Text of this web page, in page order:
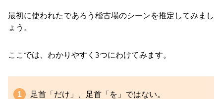
最初に使われたであろう稽古場のシーンを推定してみまし
ょう。
ここでは、わかりやすく3つにわけてみます。
足首「だけ」、足首「を」ではない。